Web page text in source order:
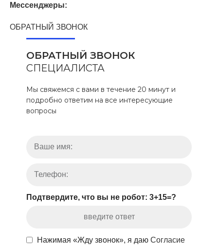
Мессенджеры:
ОБРАТНЫЙ ЗВОНОК
ОБРАТНЫЙ ЗВОНОК
СПЕЦИАЛИСТА
Мы свяжемся с вами в течение 20 минут и
подробно ответим на все интересующие
вопросы
Подтвердите, что вы не робот: 3+15=?
Нажимая «Жду звонок», я даюСогласие